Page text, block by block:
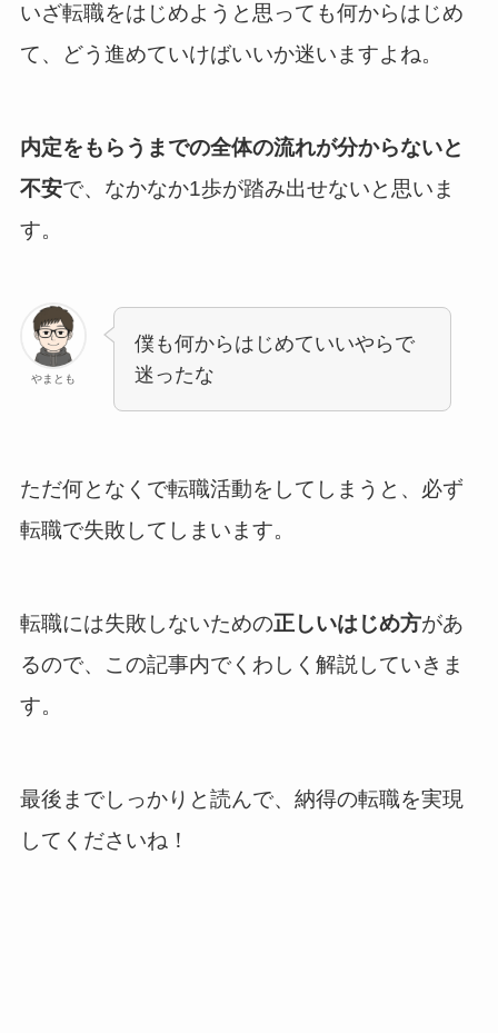
いざ転職をはじめようと思っても何からはじめ
て、どう進めていけばいいか迷いますよね。
内定をもらうまでの全体の流れが分からないと
不安で、なかなか1歩が踏み出せないと思いま
す。
やまとも
僕も何からはじめていいやらで
迷ったな
ただ何となくで転職活動をしてしまうと、必ず
転職で失敗してしまいます。
転職には失敗しないための正しいはじめ方があ
るので、この記事内でくわしく解説していきま
す。
最後までしっかりと読んで、納得の転職を実現
してくださいね！